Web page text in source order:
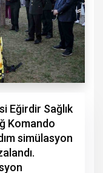
Eğirdir Sağlık
Komando
simülasyon